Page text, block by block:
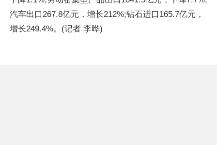
汽车出口267.8亿元，增长212%;钻石进口165.7亿元，
增长249.4%。(记者 李晔)